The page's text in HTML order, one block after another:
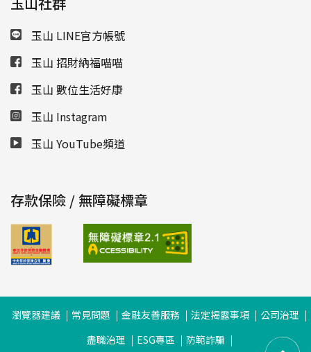
玉山 LINE官方帳號
玉山 招財納福喵喵
玉山 數位生活好康
玉山 Instagram
玉山 YouTube頻道
存款保險 / 無障礙標章
瀏覽器建議 常見問題 金融友善服務 法定揭露事項
公司治理
盡職治理
ESG專區 防範詐騙